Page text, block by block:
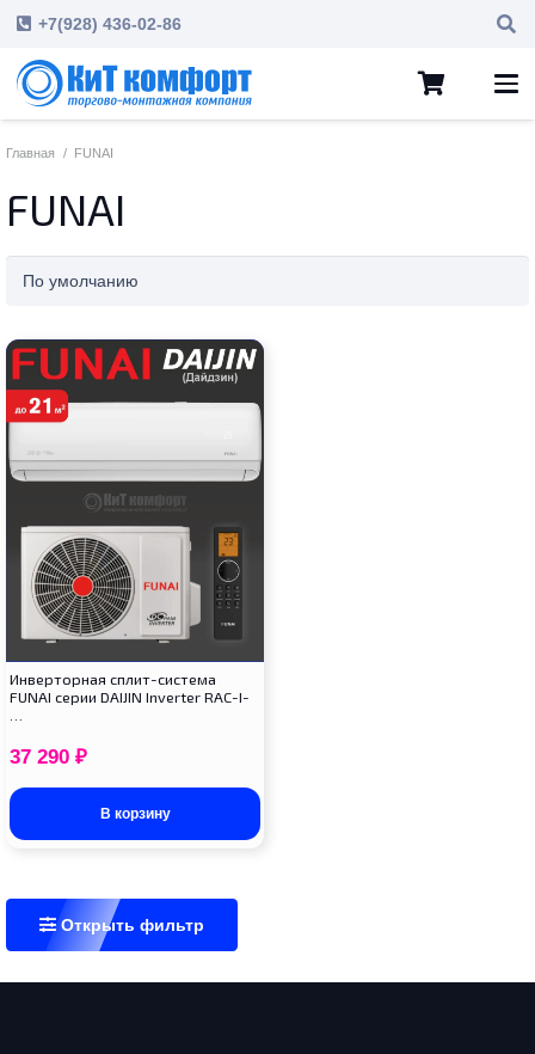
+7(928) 436-02-86
Главная / FUNAI
FUNAI
Инверторная сплит-система
FUNAI серии DAIJIN Inverter RAC-I-
…
37 290 ₽
В корзину
Открыть фильтр